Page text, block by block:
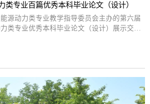
类专业百篇优秀本科毕业论文（设计）
源动力类专业教学指导委员会主办的第六届
力类专业优秀本科毕业论文（设计）展示交流
设计）入选全国毕业论文（设计）优秀作品，
绿色能源创新班李佳豪同学的《压力对上升
的影响规律研究》、张慧聪博士指导的绿色
《多孔海藻基生物炭制备及其吸附脱除
毕业论文（设计）作品名称本科生姓名指...